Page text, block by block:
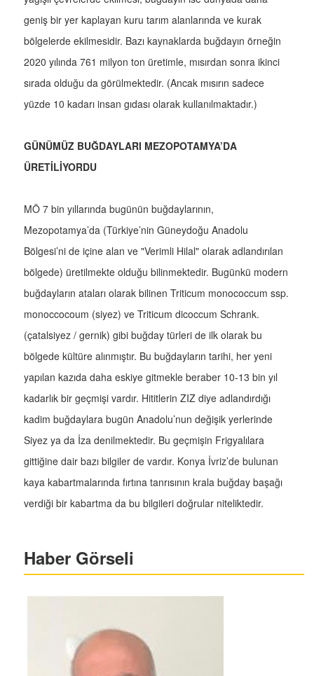
geniş bir yer kaplayan kuru tarım alanlarında ve kurak
bölgelerde ekilmesidir. Bazı kaynaklarda buğdayın örneğin
2020 yılında 761 milyon ton üretimle, mısırdan sonra ikinci
sırada olduğu da görülmektedir. (Ancak mısırın sadece
yüzde 10 kadarı insan gıdası olarak kullanılmaktadır.)
GÜNÜMÜZ BUĞDAYLARI MEZOPOTAMYA’DA
ÜRETİLİYORDU
MÖ 7 bin yıllarında bugünün buğdaylarının,
Mezopotamya’da (Türkiye’nin Güneydoğu Anadolu
Bölgesi’ni de içine alan ve "Verimli Hilal" olarak adlandırılan
bölgede) üretilmekte olduğu bilinmektedir. Bugünkü modern
buğdayların ataları olarak bilinen Triticum monococcum ssp.
monoccocoum (siyez) ve Triticum dicoccum Schrank.
(çatalsiyez / gernik) gibi buğday türleri de ilk olarak bu
bölgede kültüre alınmıştır. Bu buğdayların tarihi, her yeni
yapılan kazıda daha eskiye gitmekle beraber 10-13 bin yıl
kadarlık bir geçmişi vardır. Hititlerin ZIZ diye adlandırdığı
kadim buğdaylara bugün Anadolu’nun değişik yerlerinde
Siyez ya da İza denilmektedir. Bu geçmişin Frigyalılara
gittiğine dair bazı bilgiler de vardır. Konya İvriz’de bulunan
kaya kabartmalarında fırtına tanrısının krala buğday başağı
verdiği bir kabartma da bu bilgileri doğrular niteliktedir.
Haber Görseli